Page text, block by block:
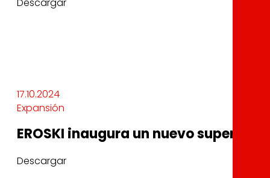
Descargar
17.10.2024
Expansión
EROSKI inaugura un nuevo
Descargar